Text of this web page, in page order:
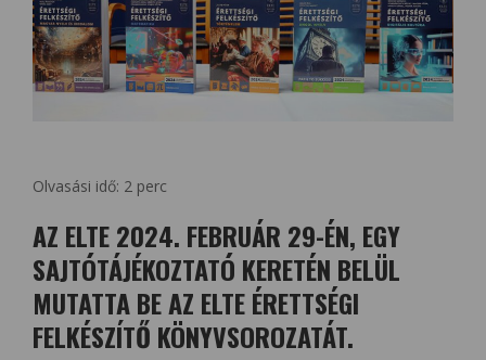
Olvasási idő: 2 perc
AZ ELTE 2024. FEBRUÁR 29-ÉN, EGY
SAJTÓTÁJÉKOZTATÓ KERETÉN BELÜL
MUTATTA BE AZ ELTE ÉRETTSÉGI
FELKÉSZÍTŐ KÖNYVSOROZATÁT.